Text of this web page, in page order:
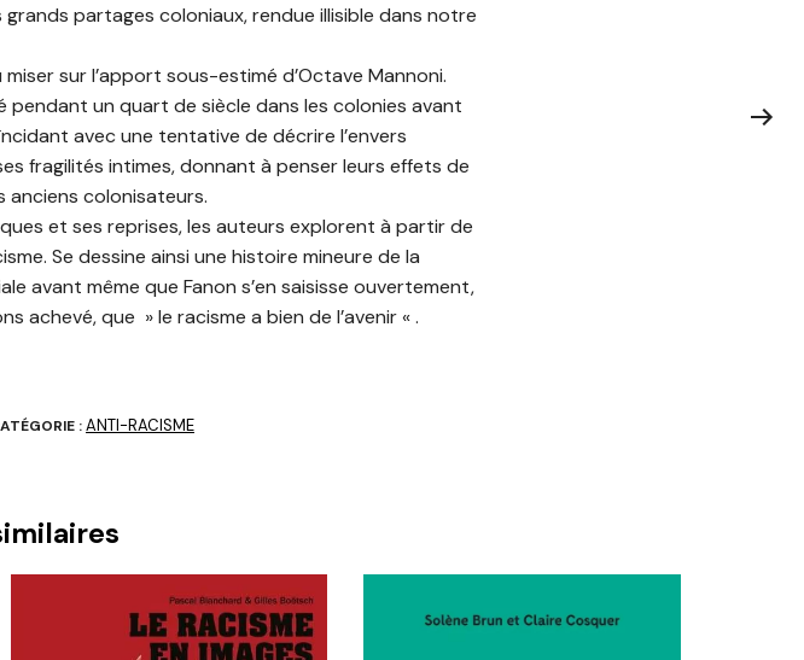
partages coloniaux, rendue illisible dans notre
sur l’apport sous-estimé d’Octave Mannoni.
pendant un quart de siècle dans les colonies avant
avec une tentative de décrire l’envers
fragilités intimes, donnant à penser leurs effets de
anciens colonisateurs.
et ses reprises, les auteurs explorent à partir de
Se dessine ainsi une histoire mineure de la
avant même que Fanon s’en saisisse ouvertement,
achevé, que » le racisme a bien de l’avenir « .
:ANTI-RACISME